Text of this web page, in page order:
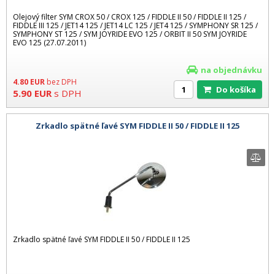
Olejový filter SYM CROX 50 / CROX 125 / FIDDLE II 50 / FIDDLE II 125 /
FIDDLE III 125 / JET14 125 / JET14 LC 125 / JET4 125 / SYMPHONY SR 125 /
SYMPHONY ST 125 / SYM JOYRIDE EVO 125 / ORBIT II 50 SYM JOYRIDE
EVO 125 (27.07.2011)
4.80 EUR bez DPH
5.90 EUR s DPH
na objednávku
Do košíka
Zrkadlo spätné ľavé SYM FIDDLE II 50 / FIDDLE II 125
Zrkadlo spätné ľavé SYM FIDDLE II 50 / FIDDLE II 125